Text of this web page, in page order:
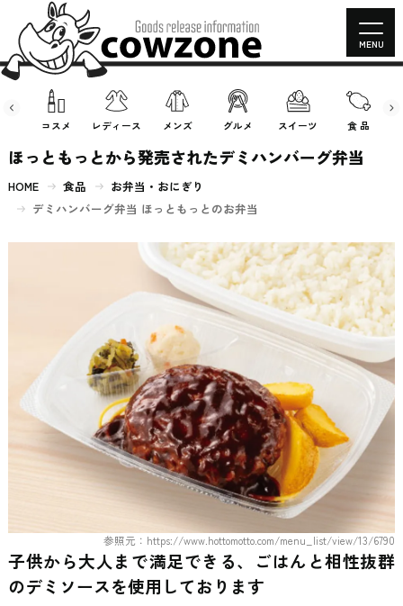
コスメ レディース メンズ グルメ スイーツ 食 品
MENU
ほっともっとから発売されたデミハンバーグ弁当
HOME 食品
お弁当・おにぎり
デミハンバーグ弁当 ほっともっとのお弁当
参照元：https://www.hottomotto.com/menu_list/view/13/6790
子供から大人まで満足できる、ごはんと相性抜群
のデミソースを使用しております